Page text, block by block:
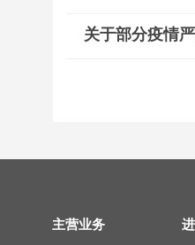
关于部分疫情
主营业务